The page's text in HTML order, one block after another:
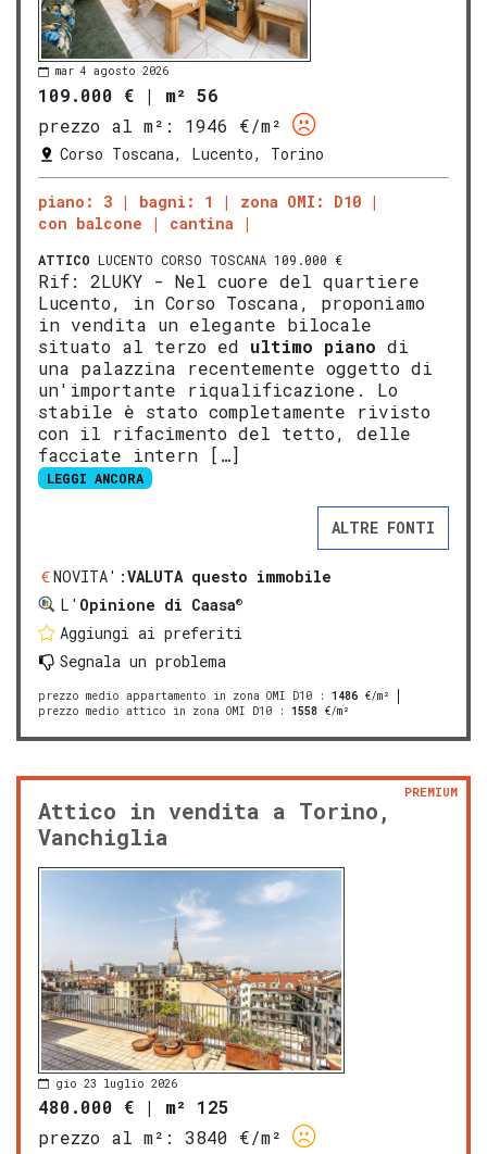
mar 4 agosto 2026
109.000 € | m² 56
prezzo al m²:
1946 €/m²
Corso Toscana, Lucento, Torino
piano: 3 bagni: 1
zona OMI: D10
con balcone
cantina
ATTICO LUCENTO CORSO TOSCANA 109.000 €
Rif: 2LUKY - Nel cuore del quartiere
Lucento, in Corso Toscana, proponiamo
in vendita un elegante bilocale
situato al terzo ed ultimo piano di
una palazzina recentemente oggetto di
un'importante riqualificazione. Lo
stabile è stato completamente rivisto
con il rifacimento del tetto, delle
facciate intern […]
LEGGI ANCORA
ALTRE FONTI
NOVITA':VALUTA questo immobile
L' Opinione di Caasa®
Aggiungi ai preferiti
Segnala un problema
prezzo medio appartamento in zona OMI D10 : 1486 €/m²
prezzo medio attico in zona OMI D10 : 1558 €/m²
Attico in vendita a Torino,
Vanchiglia
PREMIUM
gio 23 luglio 2026
480.000 € | m² 125
prezzo al m²:
3840 €/m²